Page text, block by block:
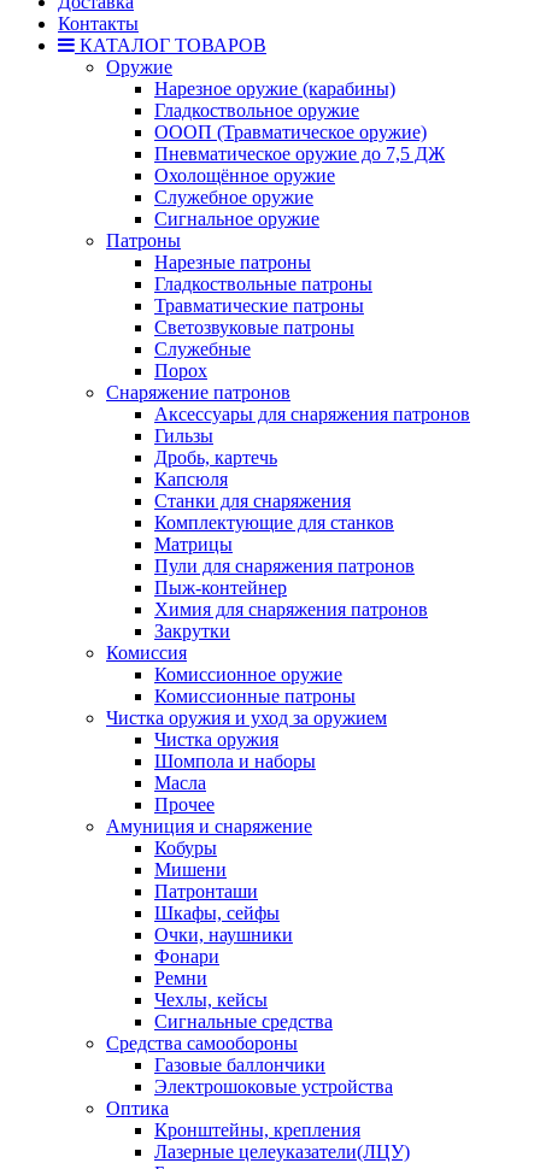
Контакты
КАТАЛОГ ТОВАРОВ
Оружие
Нарезное оружие (карабины)
Гладкоствольное оружие
ОООП (Травматическое оружие)
Пневматическое оружие до 7,5 ДЖ
Охолощённое оружие
Служебное оружие
Сигнальное оружие
Патроны
Нарезные патроны
Гладкоствольные патроны
Травматические патроны
Светозвуковые патроны
Служебные
Порох
Снаряжение патронов
Аксессуары для снаряжения патронов
Гильзы
Дробь, картечь
Капсюля
Станки для снаряжения
Комплектующие для станков
Матрицы
Пули для снаряжения патронов
Пыж-контейнер
Химия для снаряжения патронов
Закрутки
Комиссия
Комиссионное оружие
Комиссионные патроны
Чистка оружия и уход за оружием
Чистка оружия
Шомпола и наборы
Масла
Прочее
Амуниция и снаряжение
Кобуры
Мишени
Патронташи
Шкафы, сейфы
Очки, наушники
Фонари
Ремни
Чехлы, кейсы
Сигнальные средства
Средства самообороны
Газовые баллончики
Электрошоковые устройства
Оптика
Кронштейны, крепления
Лазерные целеуказатели(ЛЦУ)